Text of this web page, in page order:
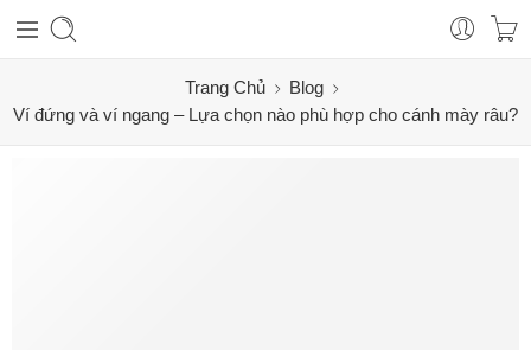
Trang Chủ
Blog
Ví đứng và ví ngang – Lựa chọn nào phù hợp cho cánh mày râu?